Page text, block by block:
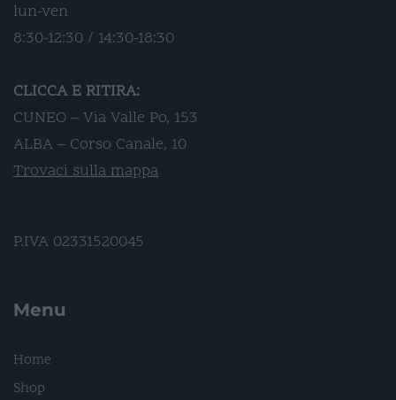
lun-ven
8:30-12:30 / 14:30-18:30
CLICCA E RITIRA:
CUNEO – Via Valle Po, 153
ALBA – Corso Canale, 10
Trovaci sulla mappa
P.IVA 02331520045
Menu
Home
Shop